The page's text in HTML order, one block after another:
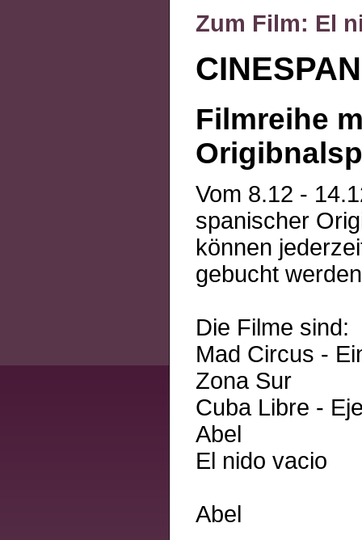
Zum Film: El
Filmreihe
Vom 8.12 -
spanischer
können
gebucht
Die Filme sind:
Mad Circus -
Zona Sur
Cuba Libre -
Abel
El nido vacio
Abel